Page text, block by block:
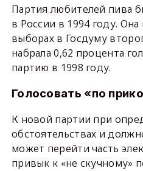
Партия любителей пива
в России в 1994 году.
выборах в Госдуму
набрала 0,62 процента
партию в 1998 году.
Голосовать «по
К новой партии при
обстоятельствах и
может перейти часть
привык к «не скучному»